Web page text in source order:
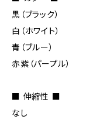
黒（ブラック）
白（ホワイト）
青（ブルー）
赤紫（パープル）
■ 伸縮性 ■
なし